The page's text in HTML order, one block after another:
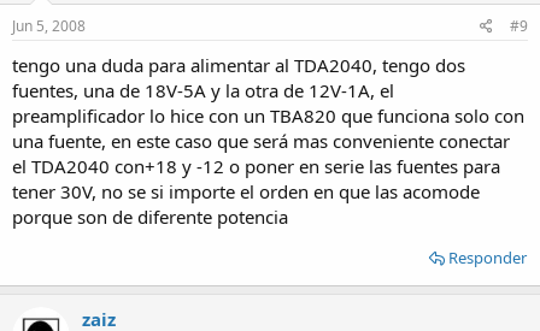
Jun 5, 2008 #9
tengo una duda para alimentar al TDA2040, tengo dos
fuentes, una de 18V-5A y la otra de 12V-1A, el
preamplificador lo hice con un TBA820 que funciona solo con
una fuente, en este caso que será mas conveniente conectar
el TDA2040 con+18 y -12 o poner en serie las fuentes para
tener 30V, no se si importe el orden en que las acomode
porque son de diferente potencia
Responder
zaiz